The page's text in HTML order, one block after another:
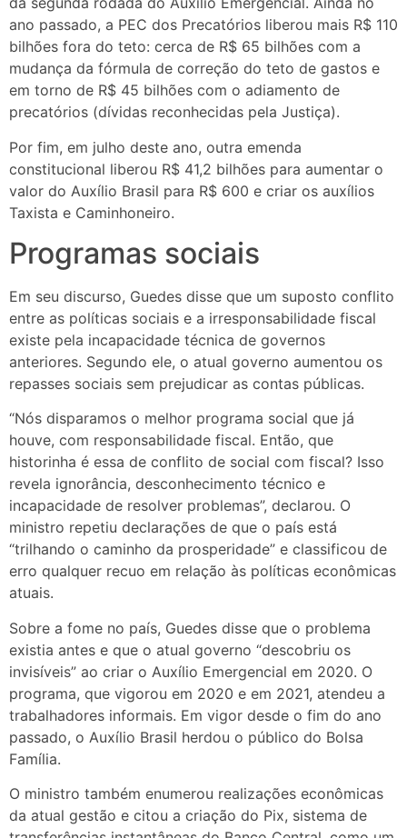
ano passado, a PEC dos Precatórios liberou mais R$ 110
bilhões fora do teto: cerca de R$ 65 bilhões com a
mudança da fórmula de correção do teto de gastos e
em torno de R$ 45 bilhões com o adiamento de
precatórios (dívidas reconhecidas pela Justiça).
Por fim, em julho deste ano, outra emenda
constitucional liberou R$ 41,2 bilhões para aumentar o
valor do Auxílio Brasil para R$ 600 e criar os auxílios
Taxista e Caminhoneiro.
Programas sociais
Em seu discurso, Guedes disse que um suposto conflito
entre as políticas sociais e a irresponsabilidade fiscal
existe pela incapacidade técnica de governos
anteriores. Segundo ele, o atual governo aumentou os
repasses sociais sem prejudicar as contas públicas.
“Nós disparamos o melhor programa social que já
houve, com responsabilidade fiscal. Então, que
historinha é essa de conflito de social com fiscal? Isso
revela ignorância, desconhecimento técnico e
incapacidade de resolver problemas”, declarou. O
ministro repetiu declarações de que o país está
“trilhando o caminho da prosperidade” e classificou de
erro qualquer recuo em relação às políticas econômicas
atuais.
Sobre a fome no país, Guedes disse que o problema
existia antes e que o atual governo “descobriu os
invisíveis” ao criar o Auxílio Emergencial em 2020. O
programa, que vigorou em 2020 e em 2021, atendeu a
trabalhadores informais. Em vigor desde o fim do ano
passado, o Auxílio Brasil herdou o público do Bolsa
Família.
O ministro também enumerou realizações econômicas
da atual gestão e citou a criação do Pix, sistema de